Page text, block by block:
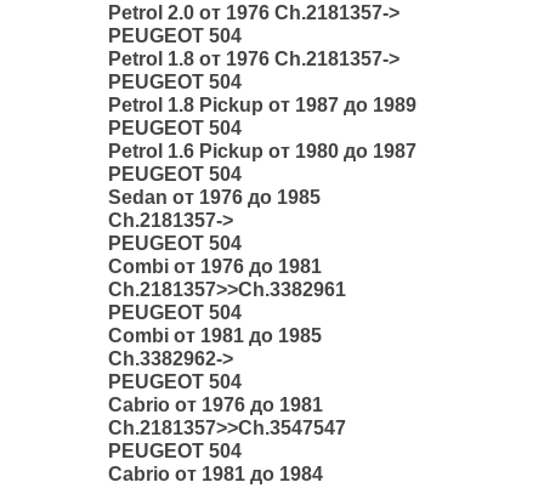
Petrol 2.0 от 1976 Ch.2181357->
PEUGEOT 504
Petrol 1.8 от 1976 Ch.2181357->
PEUGEOT 504
Petrol 1.8 Pickup от 1987 до 1989
PEUGEOT 504
Petrol 1.6 Pickup от 1980 до 1987
PEUGEOT 504
Sedan от 1976 до 1985
Ch.2181357->
PEUGEOT 504
Combi от 1976 до 1981
Ch.2181357>>Ch.3382961
PEUGEOT 504
Combi от 1981 до 1985
Ch.3382962->
PEUGEOT 504
Cabrio от 1976 до 1981
Ch.2181357>>Ch.3547547
PEUGEOT 504
Cabrio от 1981 до 1984